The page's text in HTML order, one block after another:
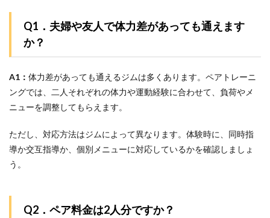
Q1．夫婦や友人で体力差があっても通えます
か？
A1： 体力差があっても通えるジムは多くあります。ペアトレーニ
ングでは、二人それぞれの体力や運動経験に合わせて、負荷やメ
ニューを調整してもらえます。
ただし、対応方法はジムによって異なります。体験時に、同時指
導か交互指導か、個別メニューに対応しているかを確認しましょ
う。
Q2．ペア料金は2人分ですか？